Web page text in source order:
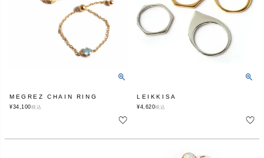
MEGREZ CHAIN RING
¥34,100税込
LEIKKISA
¥4,620税込